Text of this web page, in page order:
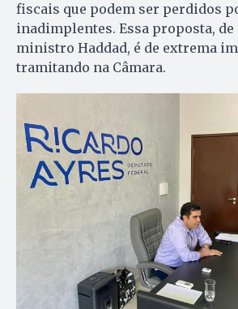
fiscais que podem ser perdidos
inadimplentes. Essa proposta, de
ministro Haddad, é de extrema
tramitando na Câmara.